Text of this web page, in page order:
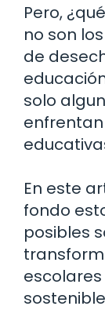
Pero,
no son
de
solo
En este
fondo
posibles